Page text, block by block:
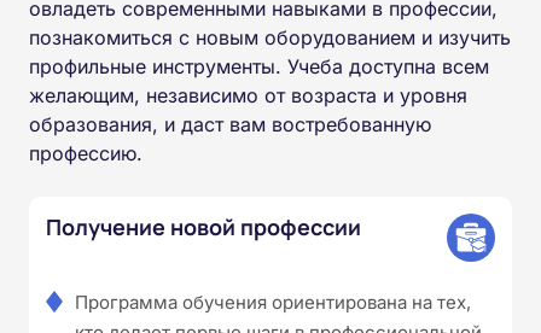
овладеть современными навыками в профессии,
познакомиться с новым оборудованием и изучить
профильные инструменты. Учеба доступна всем
желающим, независимо от возраста и уровня
образования, и даст вам востребованную
профессию.
Получение новой профессии
Программа обучения ориентирована на тех,